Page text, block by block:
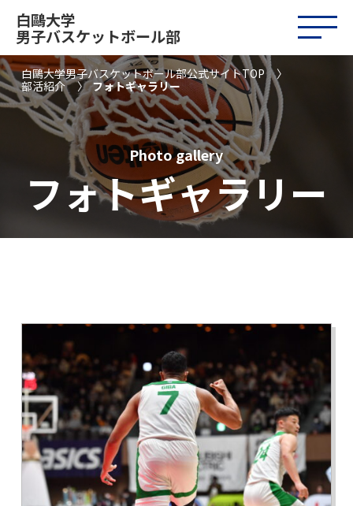
白鷗大学
男子バスケットボール部
白鷗大学男子バスケットボール部公式サイトTOP
部活紹介
フォトギャラリー
Photo gallery
フォトギャラリー